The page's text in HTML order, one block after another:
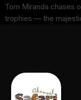
Tom Miranda chases
trophies — the